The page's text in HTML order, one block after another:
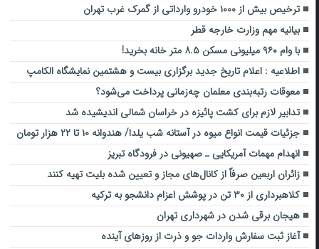
ترخیص بیش از ۱۰۰۰ خودرو وارداتی از گمرک غرب تهران
بیانیه مهم وزارت خارجه قطر
با وام ۹۶۰ میلیونی مسکن ۸.۵ متر خانه بخرید!
اطلاعیه : اعلام تاریخ جدید برگزاری بیست‌ و‌ هشتمین نمایشگاه الکامپ
معوقات رتبه‌بندی معلمان چه‌زمانی پرداخت می‌شود؟
تدابیر لازم برای کشت پائیزه در خراسان شمالی اندیشیده شد
جزئیات قیمت انواع میوه در آستانه شب یلدا/ هندوانه ۱۰ تا ۲۲ هزار تومان
انهدام مهمات آمریکایی ـ صهیونی در فرودگاه تبریز
زائران اربعین صرفاً از کانال‌های مجاز و تعیین شده بلیت تهیه کنند
کلاهبرداری از ۳۰ تن در پوشش اعزام دانشجو به ترکیه
هیجان برقی شدن در شهرداری تهران
آغاز ثبت سفارش واردات جو و ذرت از روزهای آینده